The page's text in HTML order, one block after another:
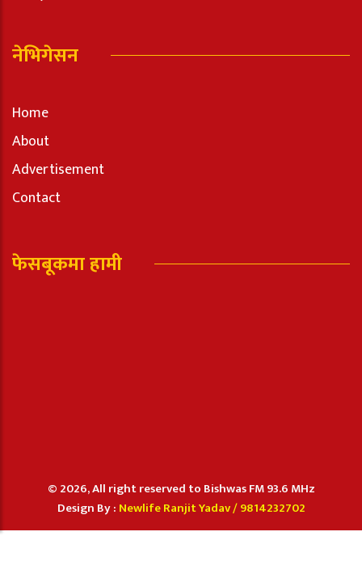
नेभिगेसन
Home
About
Advertisement
Contact
फेसबूकमा हामी
© 2026, All right reserved to Bishwas FM 93.6 MHz
Design By : Newlife Ranjit Yadav /9814232702